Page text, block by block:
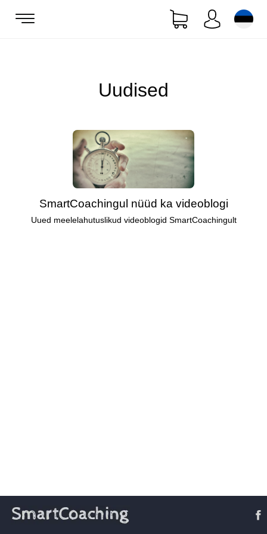
Uudised
SmartCoachingul nüüd ka videoblogi
Uued meelelahutuslikud videoblogid SmartCoachingult